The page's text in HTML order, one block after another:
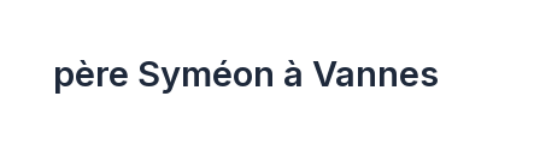
père Syméon à Vannes